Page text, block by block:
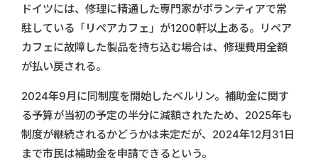
ドイツには、修理に精通した専門家がボランティアで常
駐している「リペアカフェ」が1200軒以上ある。リペア
カフェに故障した製品を持ち込む場合は、修理費用全額
が払い戻される。
2024年9月に同制度を開始したベルリン。補助金に関す
る予算が当初の予定の半分に減額されたため、2025年も
制度が継続されるかどうかは未定だが、2024年12月31日
まで市民は補助金を申請できるという。